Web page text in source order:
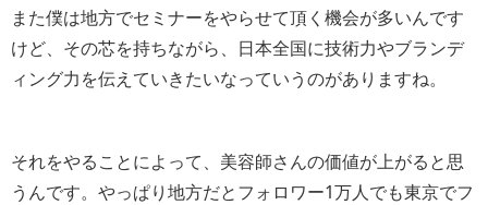
また僕は地方でセミナーをやらせて頂く機会が多いんです
けど、その芯を持ちながら、日本全国に技術力やブランデ
ィング力を伝えていきたいなっていうのがありますね。
それをやることによって、美容師さんの価値が上がると思
うんです。やっぱり地方だとフォロワー1万人でも東京でフ